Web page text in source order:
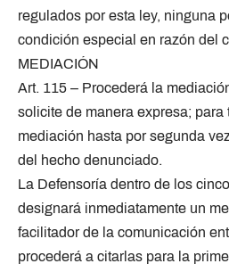
regulados por esta ley, ninguna
condición especial en razón del
MEDIACIÓN
Art. 115 – Procederá la
solicite de manera expresa; para
mediación hasta por segunda
del hecho denunciado.
La Defensoría dentro de los
designará inmediatamente un
facilitador de la comunicación
procederá a citarlas para la